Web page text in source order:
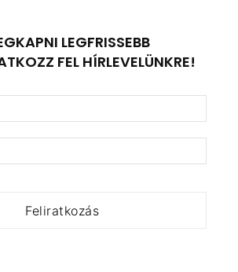
LEGFRISSEBB
FEL HÍRLEVELÜNKRE!